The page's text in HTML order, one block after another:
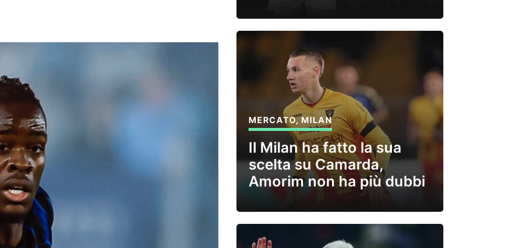
MERCATO,MILAN
Il Milan ha fatto la sua
scelta su Camarda,
Amorim non ha più dubbi